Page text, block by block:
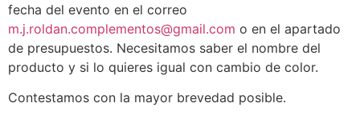
fecha del evento en el correo
m.j.roldan.complementos@gmail.com o en el apartado
de presupuestos. Necesitamos saber el nombre del
producto y si lo quieres igual con cambio de color.
Contestamos con la mayor brevedad posible.